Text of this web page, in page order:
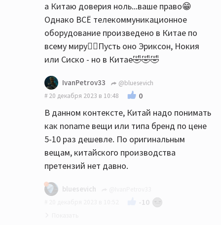
а Китаю доверия ноль...ваше право😁
Однако ВСЁ телекоммуникационное
оборудование произведено в Китае по
всему миру🤷‍♀️Пусть оно Эриксон, Нокия
или Сиско - но в Китае🤣🤣🤣
IvanPetrov33
@bluesevich
20 декабря 2023 в 10:48
0
В данном контексте, Китай надо понимать
как noname вещи или типа бренд по цене
5-10 раз дешевле. По оригинальным
вещам, китайского производства
претензий нет давно.
bluesevich
-10